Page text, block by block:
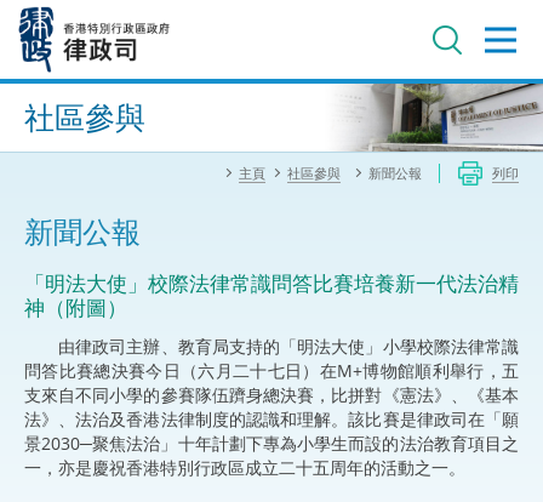
內
進階搜尋
社區參與
主頁 社區參與 新聞公報 列印
新聞公報
「明法大使」校際法律常識問答比賽培養新一代法治精
神（附圖）
由律政司主辦、教育局支持的「明法大使」小學校際法律常識
問答比賽總決賽今日（六月二十七日）在M+博物館順利舉行，五
支來自不同小學的參賽隊伍躋身總決賽，比拼對《憲法》、《基本
法》、法治及香港法律制度的認識和理解。該比賽是律政司在「願
景2030─聚焦法治」十年計劃下專為小學生而設的法治教育項目之
一，亦是慶祝香港特別行政區成立二十五周年的活動之一。